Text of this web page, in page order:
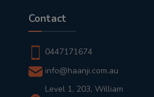
Contact
0447171674
info@haanji.com.au
Level 1, 203, William